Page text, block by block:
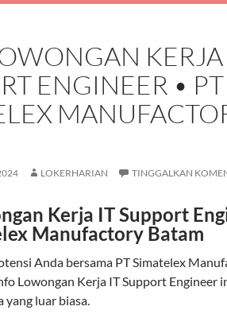
ENGINEER • PT
LOKERHARIAN TINGGALKAN
Kerja IT Support
Manufactory Batam
Anda bersama PT Simatelex
Lowongan Kerja IT Support Engineer
luar biasa.